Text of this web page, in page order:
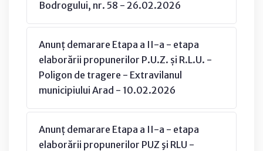
Bodrogului, nr. 58 - 26.02.2026
Anunț demarare Etapa a II-a - etapa
elaborării propunerilor P.U.Z. și R.L.U. -
Poligon de tragere - Extravilanul
municipiului Arad - 10.02.2026
Anunț demarare Etapa a II-a - etapa
elaborării propunerilor PUZ şi RLU -